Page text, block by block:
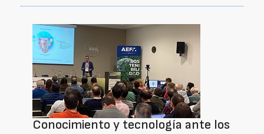
Conocimiento y tecnología ante los